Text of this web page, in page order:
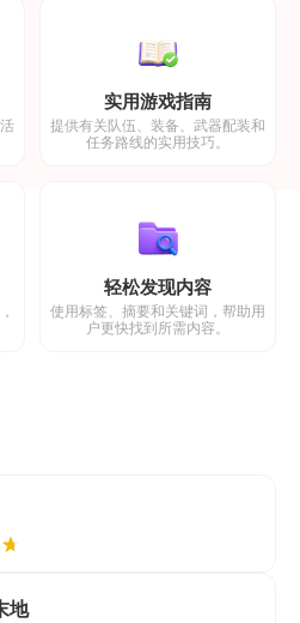
实用游戏指南
提供有关队伍、装备、武器配装和
任务路线的实用技巧。
轻松发现内容
使用标签、摘要和关键词，帮助用
户更快找到所需内容。
地